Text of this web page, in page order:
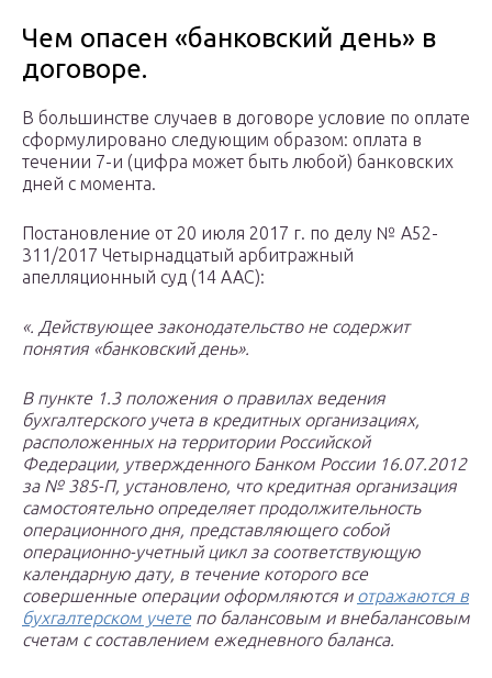
Чем опасен «банковский день» в
договоре.
В большинстве случаев в договоре условие по оплате
сформулировано следующим образом: оплата в
течении 7-и (цифра может быть любой) банковских
дней с момента.
Постановление от 20 июля 2017 г. по делу № А52-
311/2017 Четырнадцатый арбитражный
апелляционный суд (14 ААС):
«. Действующее законодательство не содержит
понятия «банковский день».
В пункте 1.3 положения о правилах ведения
бухгалтерского учета в кредитных организациях,
расположенных на территории Российской
Федерации, утвержденного Банком России 16.07.2012
за № 385-П, установлено, что кредитная организация
самостоятельно определяет продолжительность
операционного дня, представляющего собой
операционно-учетный цикл за соответствующую
календарную дату, в течение которого все
совершенные операции оформляются и отражаются в
бухгалтерском учете по балансовым и внебалансовым
счетам с составлением ежедневного баланса.